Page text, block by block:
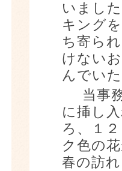
いまし
キング
ち寄ら
けない
んでい
当事務
に挿し
ろ、１
ク色の
春の訪